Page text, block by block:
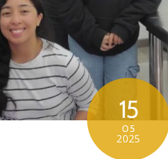
15
05
2025